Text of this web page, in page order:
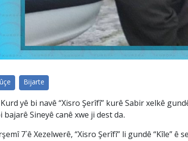
Bijarte
yê bi navê “Xisro Şerîfî” kurê Sabir xelkê
bajarê Sineyê canê xwe ji dest da.
7`ê Xezelwerê, “Xisro Şerîfî” li gundê “Kîle”